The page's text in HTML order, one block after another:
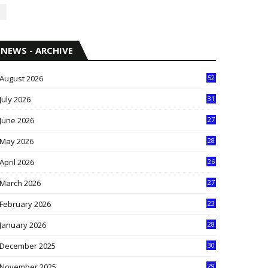
NEWS - ARCHIVE
August 2026 52
July 2026
31
June 2026
27
May 2026
28
April 2026
26
March 2026
27
February 2026
23
January 2026
28
December 2025
30
29